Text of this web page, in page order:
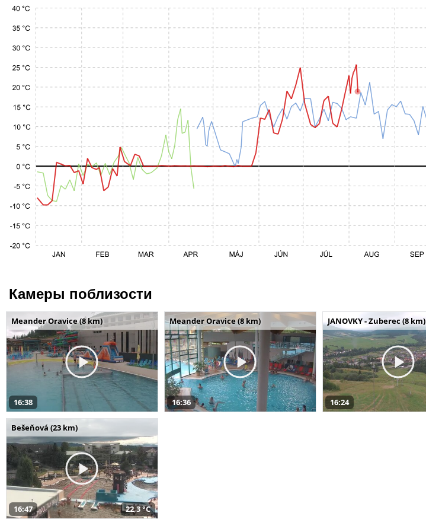
Камеры поблизости
Meander Oravice (8 km)
16:38
Meander Oravice (8 km)
16:36
JANOVKY - Zuberec (8 km)
16:24
Bešeňová (23 km)
16:47 22,3 °C